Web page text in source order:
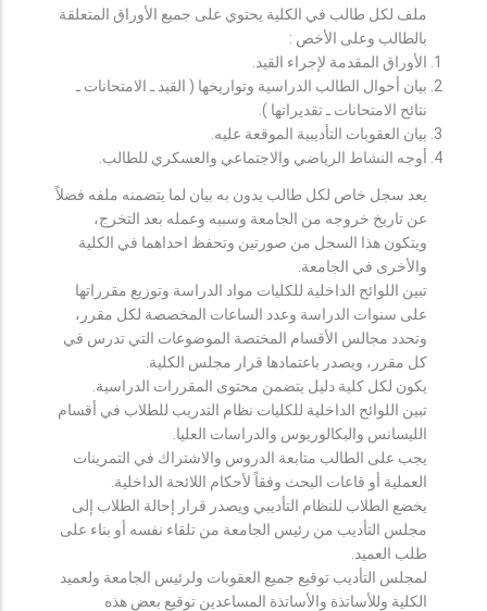
ملف لكل طالب في الكلية يحتوي على جميع الأوراق المتعلقة
بالطالب وعلى الأخص :
الأوراق المقدمة لإجراء القيد.
بيان أحوال الطالب الدراسية وتواريخها ( القيد ـ الامتحانات ـ
نتائح الامتحانات ـ تقديراتها ).
بيان العقوبات التأديبية الموقعة عليه.
أوجه النشاط الرياضي والاجتماعي والعسكري للطالب.
يعد سجل خاص لكل طالب يدون به بيان لما يتضمنه ملفه فضلاً
عن تاريخ خروجه من الجامعة وسببه وعمله بعد التخرج،
ويتكون هذا السجل من صورتين وتحفظ احداهما في الكلية
والأخرى في الجامعة.
تبين اللوائح الداخلية للكليات مواد الدراسة وتوزيع مقرراتها
على سنوات الدراسة وعدد الساعات المخصصة لكل مقرر،
وتحدد مجالس الأقسام المختصة الموضوعات التي تدرس في
كل مقرر، ويصدر باعتمادها قرار مجلس الكلية.
يكون لكل كلية دليل يتضمن محتوى المقررات الدراسية.
تبين اللوائح الداخلية للكليات نظام التدريب للطلاب في أقسام
الليسانس والبكالوريوس والدراسات العليا.
يجب على الطالب متابعة الدروس والاشتراك في التمرينات
العملية أو قاعات البحث وفقاً لأحكام اللائحة الداخلية.
يخضع الطلاب للنظام التأديبي ويصدر قرار إحالة الطلاب إلى
مجلس التأديب من رئيس الجامعة من تلقاء نفسه أو بناء على
طلب العميد.
لمجلس التأديب توقيع جميع العقوبات ولرئيس الجامعة ولعميد
الكلية وللأساتذة والأساتذة المساعدين توقيع بعض هذه